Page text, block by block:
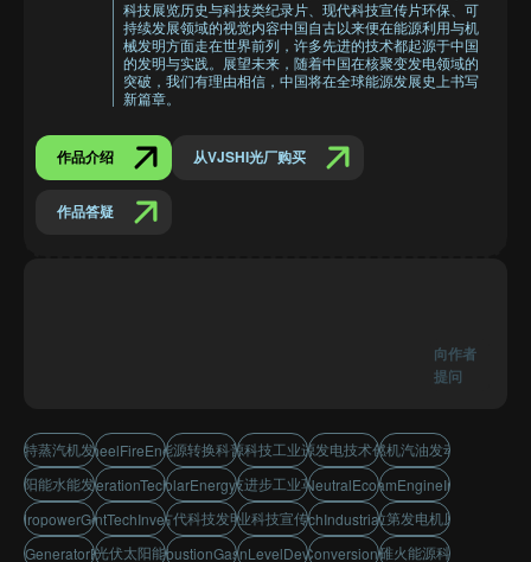
科技展览历史与科技类纪录片、现代科技宣传片环保、可
持续发展领域的视觉内容中国自古以来便在能源利用与机
械发明方面走在世界前列，许多先进的技术都起源于中国
的发明与实践。展望未来，随着中国在核聚变发电领域的
突破，我们有理由相信，中国将在全球能源发展史上书写
新篇章。
作品介绍 从VJSHI光厂购买
作品答疑
向作者
提问
瓦特蒸汽机发明
WaterWheelFireEnergyTech
能源转换科普能源科技工业进程能源发电技术创新内燃机汽油发动机
太阳能水能发电
EnergyGenerationTechInnovation
BellSolarEnergyPanel科技进步工业革命
CarbonNeutralEcoConcept
WattSteamEngineInvention
AncientTechInventions古代科技发明企业科技宣传片
EnergyTechIndustrialProgress
法拉第发电机原理
贝尔光伏太阳能发电
InternalCombustionGasolineEngine
CivilizationLevelDevelopment
EnergyConversionScience
水碓火能源科技